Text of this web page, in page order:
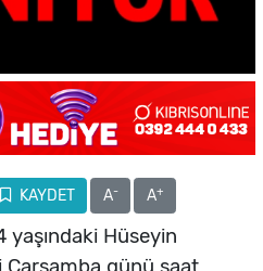
KAYDET A- A+
yaşındaki Hüseyin